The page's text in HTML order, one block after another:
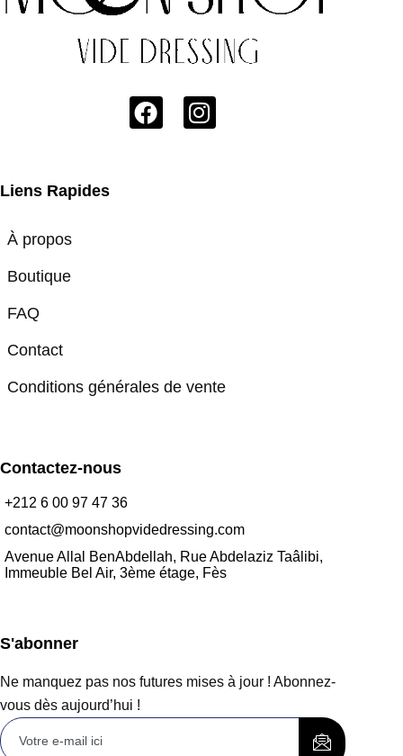
Liens Rapides
À propos
Boutique
FAQ
Contact
Conditions générales de vente
Contactez-nous
+212 6 00 97 47 36
contact@moonshopvidedressing.com
Avenue Allal BenAbdellah, Rue Abdelaziz Taâlibi,
Immeuble Bel Air, 3ème étage, Fès
S'abonner
Ne manquez pas nos futures mises à jour ! Abonnez-
vous dès aujourd’hui !